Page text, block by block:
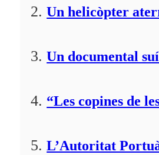
Un helicòpter
Un documental
“Les copines de
L’Autoritat